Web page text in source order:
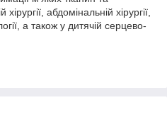
абдомінальній хірургії,
а також у дитячій серцево-